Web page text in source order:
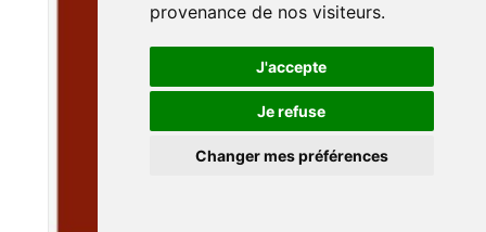
provenance de nos visiteurs.
J'accepte
Je refuse
Changer mes préférences